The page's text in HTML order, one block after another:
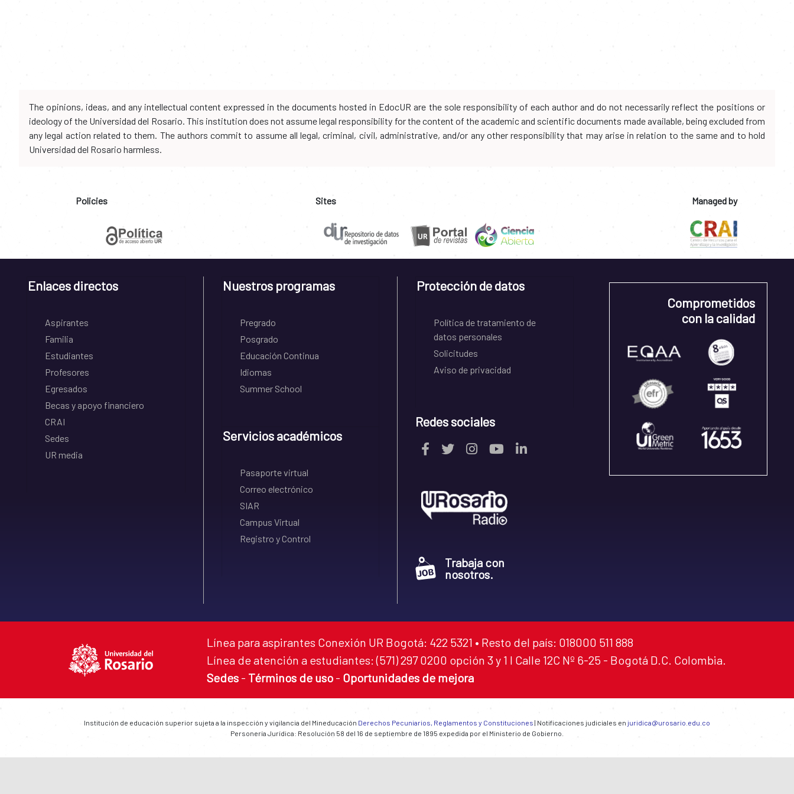
The opinions, ideas, and any intellectual content expressed in the documents hosted in EdocUR are the sole responsibility of each author and do not necessarily reflect the positions or
ideology of the Universidad del Rosario. This institution does not assume legal responsibility for the content of the academic and scientific documents made available, being excluded from
any legal action related to them. The authors commit to assume all legal, criminal, civil, administrative, and/or any other responsibility that may arise in relation to the same and to hold
Universidad del Rosario harmless.
Policies Sites Managed by
Enlaces directos
Aspirantes
Familia
Estudiantes
Profesores
Egresados
Becas y apoyo financiero
CRAI
Sedes
UR media
Nuestros programas
Pregrado
Posgrado
Educación Continua
Idiomas
Summer School
Servicios académicos
Pasaporte virtual
Correo electrónico
SIAR
Campus Virtual
Registro y Control
Protección de datos
Política de tratamiento de
datos personales
Solicitudes
Aviso de privacidad
Redes sociales
Trabaja con
nosotros.
Comprometidos
con la calidad
Línea para aspirantes Conexión UR Bogotá: 422 5321 • Resto del país: 018000 511 888
Línea de atención a estudiantes: (571) 297 0200 opción 3 y 1 I Calle 12C Nº 6-25 - Bogotá D.C. Colombia.
Sedes - Términos de uso - Oportunidades de mejora
Institución de educación superior sujeta a la inspección y vigilancia del Mineducación Derechos Pecuniarios, Reglamentos y Constituciones | Notificaciones judiciales en juridica@urosario.edu.co
Personería Jurídica: Resolución 58 del 16 de septiembre de 1895 expedida por el Ministerio de Gobierno.